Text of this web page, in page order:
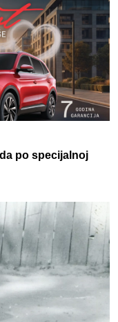
po specijalnoj